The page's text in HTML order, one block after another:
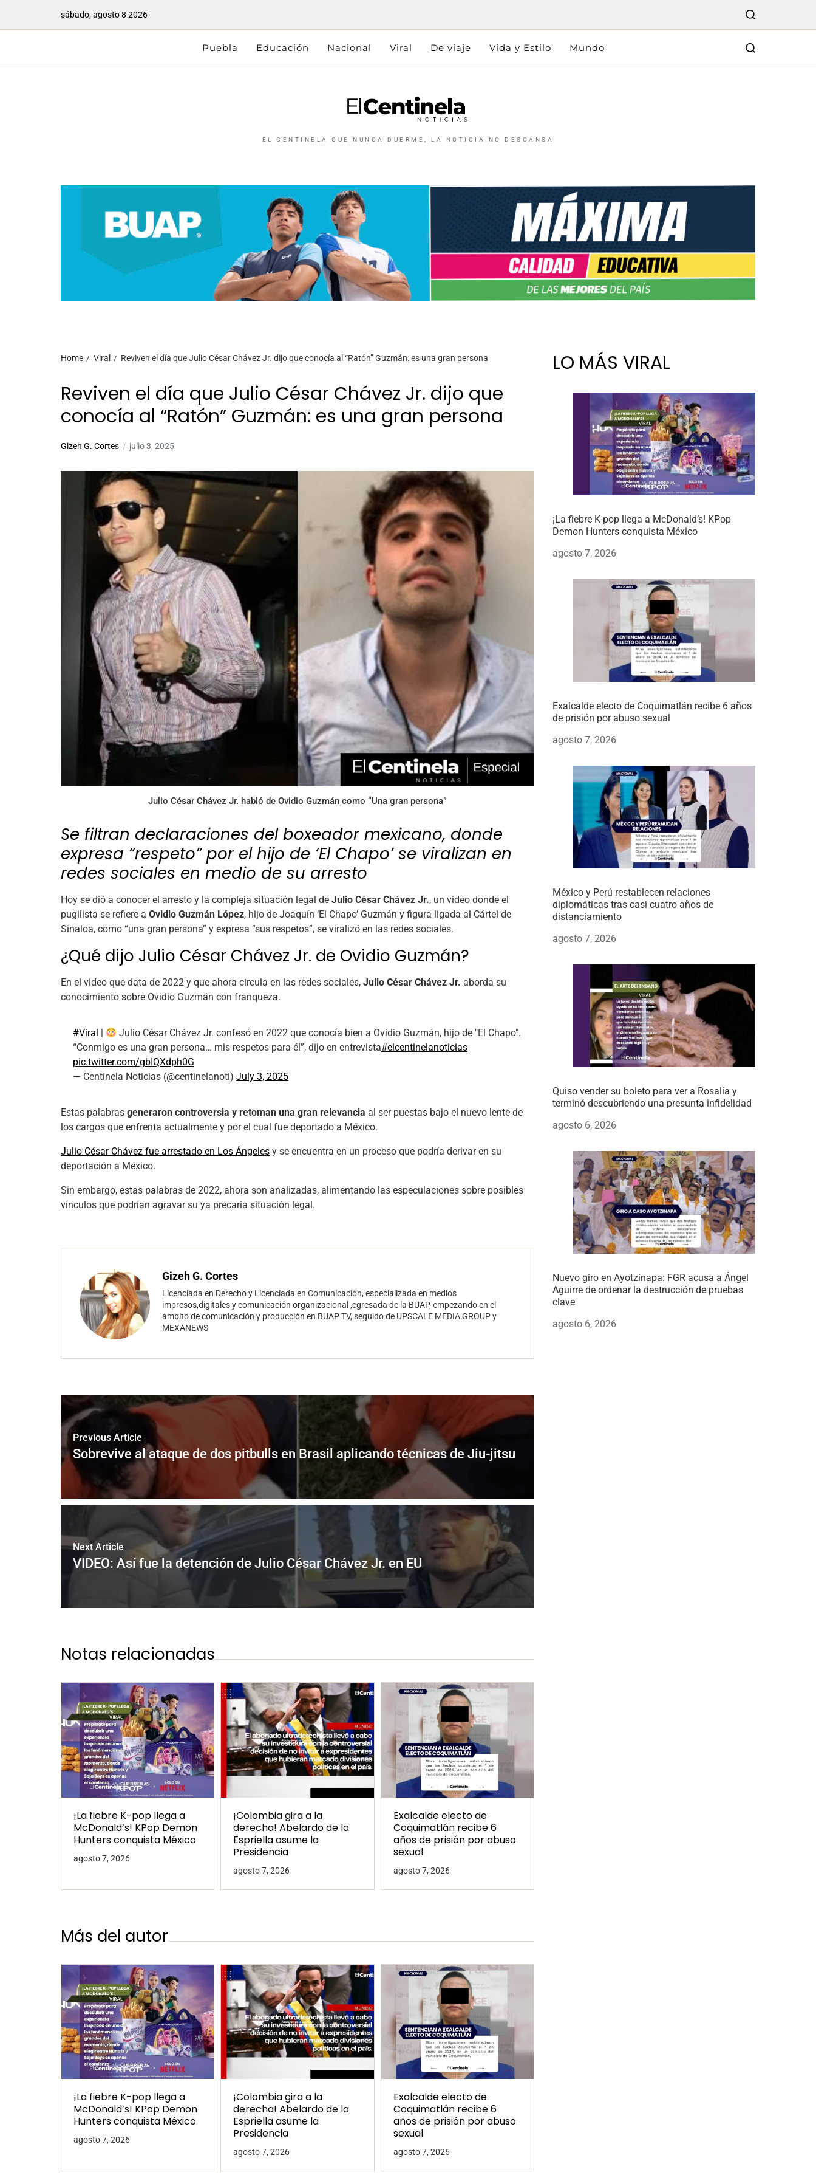
sábado, agosto 8 2026
Puebla Educación Nacional Viral De viaje Vida y Estilo Mundo
EL CENTINELA QUE NUNCA DUERME, LA NOTICIA NO DESCANSA
Home Viral Reviven el día que Julio César Chávez Jr. dijo que conocía al “Ratón” Guzmán: es una gran persona
Reviven el día que Julio César Chávez Jr. dijo que
conocía al “Ratón” Guzmán: es una gran persona
Gizeh G. Cortes julio 3, 2025
Julio César Chávez Jr. habló de Ovidio Guzmán como “Una gran persona”
Se filtran declaraciones del boxeador mexicano, donde
expresa “respeto” por el hijo de ‘El Chapo’ se viralizan en
redes sociales en medio de su arresto
Hoy se dió a conocer el arresto y la compleja situación legal de Julio César Chávez Jr., un video donde el
pugilista se refiere a Ovidio Guzmán López, hijo de Joaquín ‘El Chapo’ Guzmán y figura ligada al Cártel de
Sinaloa, como “una gran persona” y expresa “sus respetos”, se viralizó en las redes sociales.
¿Qué dijo Julio César Chávez Jr. de Ovidio Guzmán?
En el video que data de 2022 y que ahora circula en las redes sociales, Julio César Chávez Jr. aborda su
conocimiento sobre Ovidio Guzmán con franqueza.
#Viral
Julio César Chávez Jr. confesó en 2022 que conocía bien a Ovidio Guzmán, hijo de "El Chapo".
“Conmigo es una gran persona… mis respetos para él”, dijo en entrevista#elcentinelanoticias
pic.twitter.com/gbIQXdph0G
— Centinela Noticias (@centinelanoti) July 3, 2025
Estas palabras generaron controversia y retoman una gran relevancia al ser puestas bajo el nuevo lente de
los cargos que enfrenta actualmente y por el cual fue deportado a México.
Julio César Chávez fue arrestado en Los Ángeles y se encuentra en un proceso que podría derivar en su
deportación a México.
Sin embargo, estas palabras de 2022, ahora son analizadas, alimentando las especulaciones sobre posibles
vínculos que podrían agravar su ya precaria situación legal.
Gizeh G. Cortes
Licenciada en Derecho y Licenciada en Comunicación, especializada en medios
impresos,digitales y comunicación organizacional ,egresada de la BUAP, empezando en el
ámbito de comunicación y producción en BUAP TV, seguido de UPSCALE MEDIA GROUP y
MEXANEWS
Previous Article
Sobrevive al ataque de dos pitbulls en Brasil aplicando técnicas de Jiu-jitsu
Next Article
VIDEO: Así fue la detención de Julio César Chávez Jr. en EU
Notas relacionadas
¡La fiebre K-pop llega a
McDonald’s! KPop Demon
Hunters conquista México
agosto 7, 2026
¡Colombia gira a la
derecha! Abelardo de la
Espriella asume la
Presidencia
agosto 7, 2026
Exalcalde electo de
Coquimatlán recibe 6
años de prisión por abuso
sexual
agosto 7, 2026
Más del autor
¡La fiebre K-pop llega a
McDonald’s! KPop Demon
Hunters conquista México
agosto 7, 2026
¡Colombia gira a la
derecha! Abelardo de la
Espriella asume la
Presidencia
agosto 7, 2026
Exalcalde electo de
Coquimatlán recibe 6
años de prisión por abuso
sexual
agosto 7, 2026
LO MÁS VIRAL
¡La fiebre K-pop llega a McDonald’s! KPop
Demon Hunters conquista México
agosto 7, 2026
Exalcalde electo de Coquimatlán recibe 6 años
de prisión por abuso sexual
agosto 7, 2026
México y Perú restablecen relaciones
diplomáticas tras casi cuatro años de
distanciamiento
agosto 7, 2026
Quiso vender su boleto para ver a Rosalía y
terminó descubriendo una presunta infidelidad
agosto 6, 2026
Nuevo giro en Ayotzinapa: FGR acusa a Ángel
Aguirre de ordenar la destrucción de pruebas
clave
agosto 6, 2026